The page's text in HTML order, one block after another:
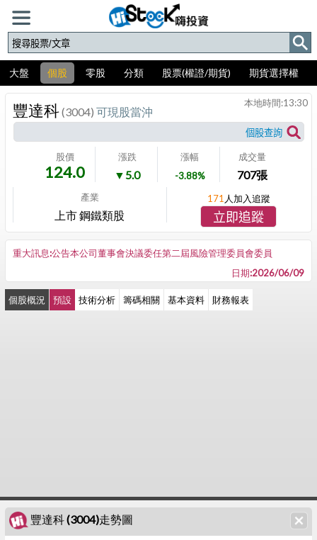
大盤 個股 零股 分類 股票(權證/期貨) 期貨選擇權
豐達科(3004) 可現股當沖
股價
124.0
漲跌
▼5.0
漲幅
-3.88%
成交量
707張
產業
上市 鋼鐵類股
本地時間:13:30
171 人加入追蹤
立即追蹤
重大訊息:公告本公司董事會決議委任第二屆風險管理委員會委員
日期:2026/06/09
個股概況 預設 技術分析 籌碼相關 基本資料 財務報表
豐達科 (3004)走勢圖